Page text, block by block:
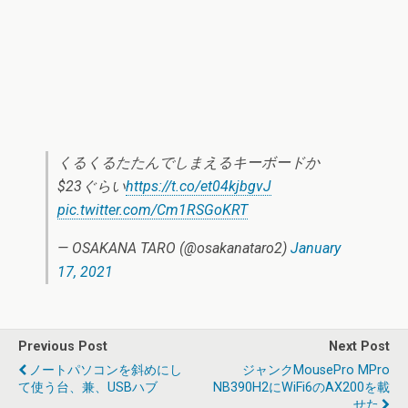
くるくるたたんでしまえるキーボードか
$23ぐらいhttps://t.co/et04kjbgvJ
pic.twitter.com/Cm1RSGoKRT
— OSAKANA TARO (@osakanataro2) January
17, 2021
Previous Post
ノートパソコンを斜めにし
て使う台、兼、USBハブ
Next Post
ジャンクMousePro MPro
NB390H2にWiFi6のAX200を載
せた